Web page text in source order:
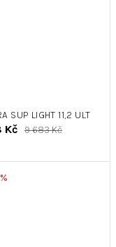
SUP LIGHT 11,2 ULT
Kč 9 683 Kč